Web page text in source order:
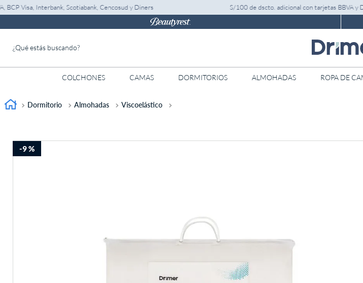
Visa, Interbank, Scotiabank, Cencosud y Diners S/100 de dscto. adicional con tarjetas BBVA y
¿Qué estás buscando?
COLCHONES CAMAS DORMITORIOS ALMOHADAS ROPA DE
Dormitorio Almohadas Viscoelástico
-9 %
TÉRMINOS MÁS BUSCADOS
1
cromopedic